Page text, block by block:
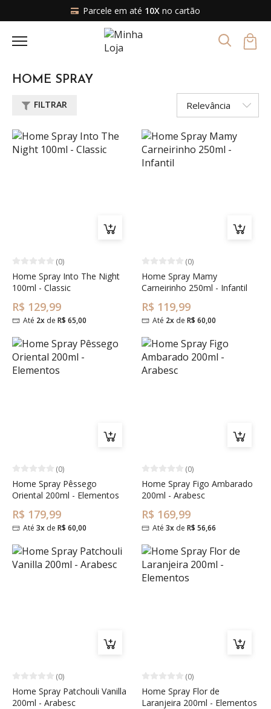
Parcele em até 10X no cartão
HOME SPRAY
FILTRAR
(0)
Home Spray Into The Night
100ml - Classic
R$ 129,99
Até 2x deR$ 65,00
(0)
Home Spray Mamy
Carneirinho 250ml - Infantil
R$ 119,99
Até 2x deR$ 60,00
(0)
Home Spray Pêssego
Oriental 200ml - Elementos
R$ 179,99
Até3x deR$ 60,00
(0)
Home Spray Figo Ambarado
200ml - Arabesc
R$ 169,99
Até3x deR$ 56,66
(0)
Home Spray Patchouli Vanilla
200ml - Arabesc
(0)
Home Spray Flor de
Laranjeira 200ml - Elementos